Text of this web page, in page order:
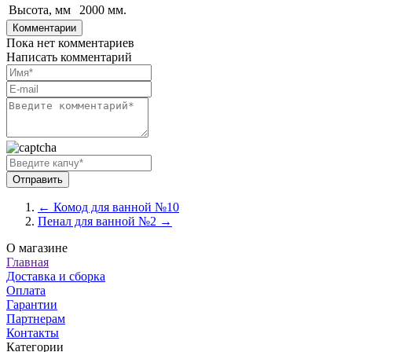
Высота, мм
2000 мм.
Комментарии
Пока нет комментариев
Написать комментарий
← Комод для ванной №10
Пенал для ванной №2 →
О магазине
Главная
Доставка и сборка
Оплата
Гарантии
Партнерам
Контакты
Категории